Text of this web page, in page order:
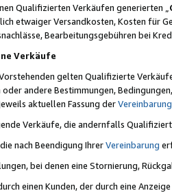
Qualifizierten Verkäufen generierten „
etwaiger Versandkosten, Kosten für
Bearbeitungsgebühren bei
Verkäufe
gelten Qualifizierte
andere Bestimmungen,
aktuellen Fassung derVereinbarung
Verkäufe, die andernfalls
nach Beendigung IhrerVereinbarung
bei denen eine Stornierung,
einen Kunden, der durch eine